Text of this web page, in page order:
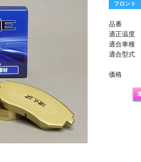
フロント
品番
適正温度
適合車種
適合型式
価格